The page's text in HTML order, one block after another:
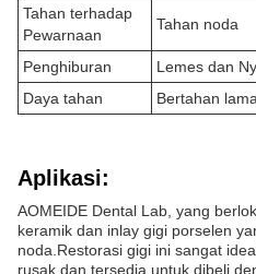
Tahan terhadap
Pewarnaan
Tahan noda
Penghiburan
Lemes dan
Daya tahan
Bertahan lama
Aplikasi:
AOMEIDE Dental Lab, yang
keramik dan inlay gigi porselen
noda.Restorasi gigi ini sangat
rusak dan tersedia untuk dibeli